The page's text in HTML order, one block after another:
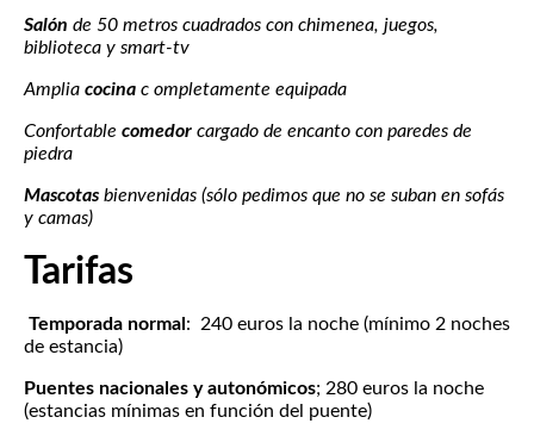
Salón de 50 metros cuadrados con chimenea, juegos,
biblioteca y smart-tv
Amplia cocina c ompletamente equipada
Confortable comedor cargado de encanto con paredes de
piedra
Mascotas bienvenidas (sólo pedimos que no se suban en sofás
y camas)
Tarifas
Temporada normal : 240 euros la noche (mínimo 2 noches
de estancia)
Puentes nacionales y autonómicos; 280 euros la noche
(estancias mínimas en función del puente)